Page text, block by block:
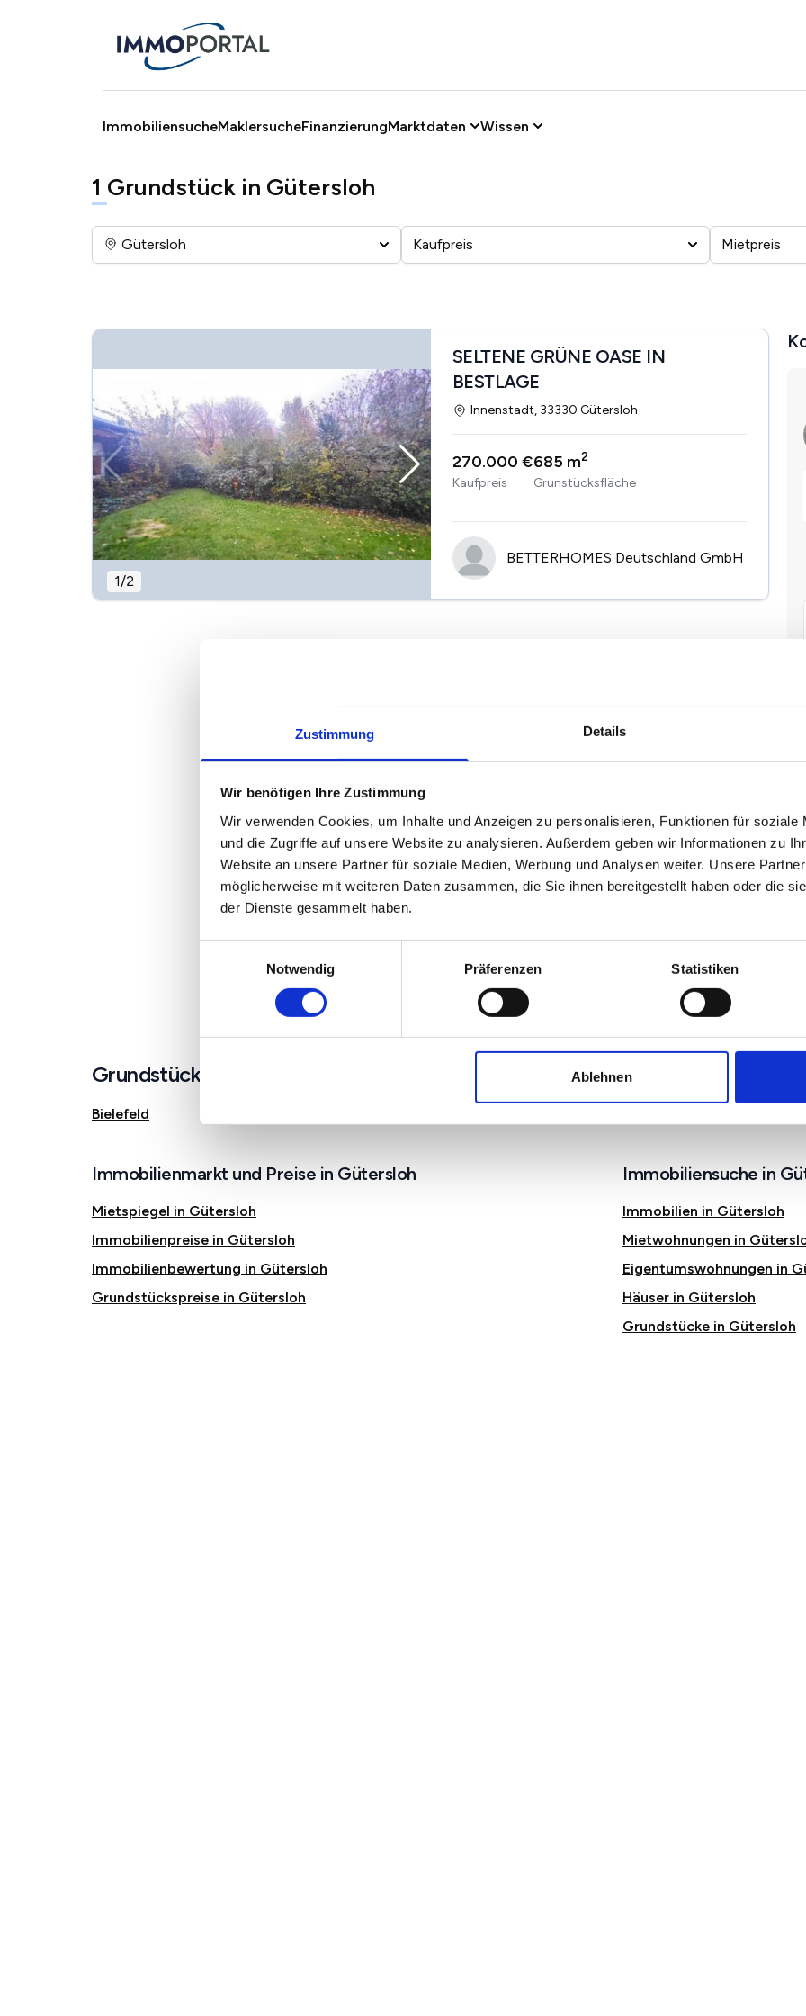
Zustimmung Details
Wir benötigen Ihre Zustimmung
Wir verwenden Cookies, um Inhalte und Anzeigen zu personalisieren, Funktionen für soziale
und die Zugriffe auf unsere Website zu analysieren. Außerdem geben wir Informationen zu
Website an unsere Partner für soziale Medien, Werbung und Analysen weiter. Unsere
möglicherweise mit weiteren Daten zusammen, die Sie ihnen bereitgestellt haben oder die
der Dienste gesammelt haben.
Notwendig
Präferenzen Statistiken
Ablehnen
ImmobiliensucheMaklersucheFinanzierungMarktdaten Wissen
1 Grundstück in Gütersloh
Gütersloh Kaufpreis Mietpreis
1/2
SELTENE GRÜNE OASE IN
BESTLAGE
Innenstadt, 33330 Gütersloh
270.000 €
Kaufpreis
685 m2
Grunstücksfläche
BETTERHOMES Deutschland GmbH
Grundstücke in der Nähe von Gütersloh
Bielefeld
Immobilienmarkt und Preise in Gütersloh
Mietspiegel in Gütersloh
Immobilienpreise in Gütersloh
Immobilienbewertung in Gütersloh
Grundstückspreise in Gütersloh
Immobiliensuche in
Immobilien in Gütersloh
Mietwohnungen in
Eigentumswohnungen in
Häuser in Gütersloh
Grundstücke in Gütersloh